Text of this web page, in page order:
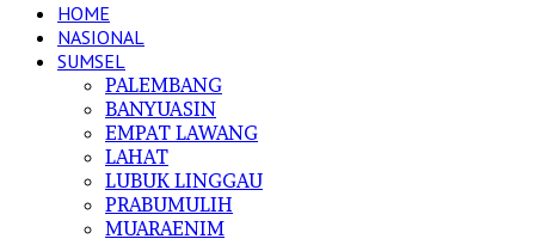
HOME
NASIONAL
SUMSEL
PALEMBANG
BANYUASIN
EMPAT LAWANG
LAHAT
LUBUK LINGGAU
PRABUMULIH
MUARAENIM